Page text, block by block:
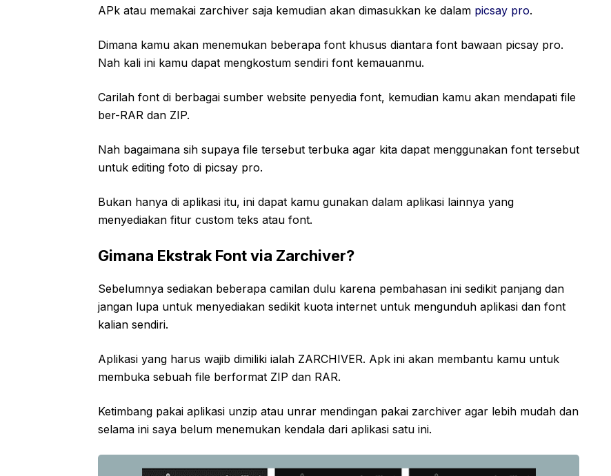
APk atau memakai zarchiver saja kemudian akan dimasukkan ke dalam picsay pro.
Dimana kamu akan menemukan beberapa font khusus diantara font bawaan picsay pro.
Nah kali ini kamu dapat mengkostum sendiri font kemauanmu.
Carilah font di berbagai sumber website penyedia font, kemudian kamu akan mendapati file
ber-RAR dan ZIP.
Nah bagaimana sih supaya file tersebut terbuka agar kita dapat menggunakan font tersebut
untuk editing foto di picsay pro.
Bukan hanya di aplikasi itu, ini dapat kamu gunakan dalam aplikasi lainnya yang
menyediakan fitur custom teks atau font.
Gimana Ekstrak Font via Zarchiver?
Sebelumnya sediakan beberapa camilan dulu karena pembahasan ini sedikit panjang dan
jangan lupa untuk menyediakan sedikit kuota internet untuk mengunduh aplikasi dan font
kalian sendiri.
Aplikasi yang harus wajib dimiliki ialah ZARCHIVER. Apk ini akan membantu kamu untuk
membuka sebuah file berformat ZIP dan RAR.
Ketimbang pakai aplikasi unzip atau unrar mendingan pakai zarchiver agar lebih mudah dan
selama ini saya belum menemukan kendala dari aplikasi satu ini.